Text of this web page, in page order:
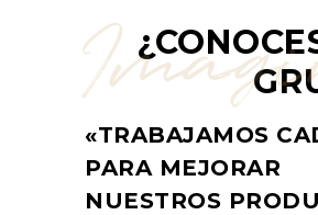
«TRABAJAMOS
PARA MEJORAR
NUESTROS